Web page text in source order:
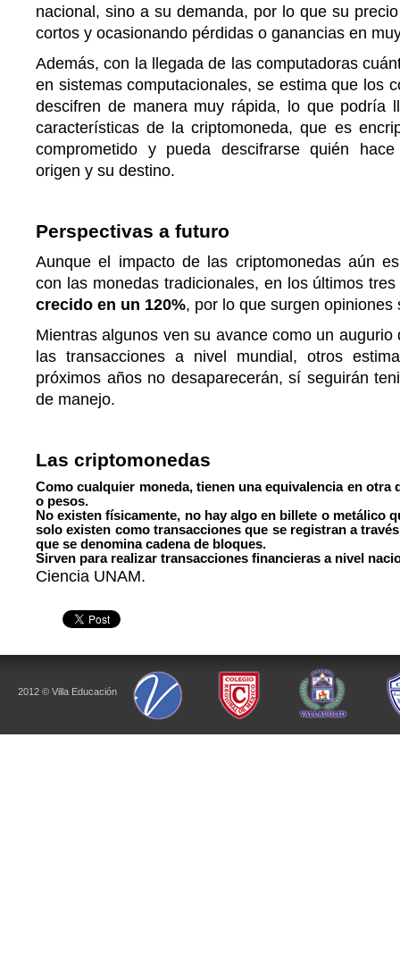
nacional, sino a su demanda, por lo que su
cortos y ocasionando pérdidas o ganancias en
Además, con la llegada de las computadoras
en sistemas computacionales, se estima que los
descifren de manera muy rápida, lo que podría
características de la criptomoneda, que es
comprometido y pueda descifrarse quién
origen y su destino.
Perspectivas a
Aunque el impacto de las criptomonedas aún
con las monedas tradicionales, en los últimos
crecido en un 120%, por lo que surgen opiniones
Mientras algunos ven su avance como un
las transacciones a nivel mundial, otros
próximos años no desaparecerán, sí seguirán
de manejo.
Las criptomonedas
Como cualquier moneda, tienen una equivalencia en otra
o pesos.
No existen físicamente, no hay algo en billete o metálico
solo existen como transacciones que se registran a
que se denomina cadena de bloques.
Sirven para realizar transacciones financieras a nivel
Ciencia UNAM.
2012 © Villa Educación